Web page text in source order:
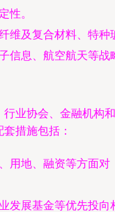
性。
维及复合材料、特种
信息、航空航天等战
业协会、金融机构和
措施包括：
用地、融资等方面对
发展基金等优先投向